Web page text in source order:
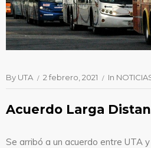
By UTA 2 febrero, 2021 In
Acuerdo Larga
Se arribó a un acuerdo entre UTA